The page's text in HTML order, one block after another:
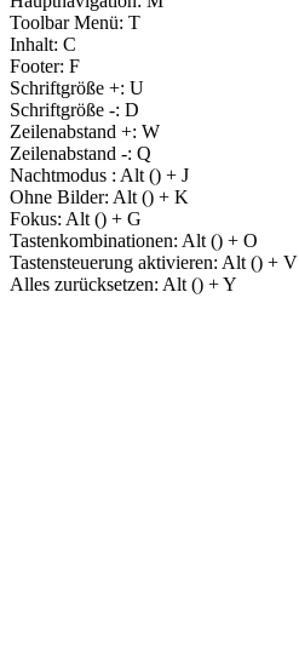
Toolbar Menü: T
Inhalt: C
Footer: F
Schriftgröße +: U
Schriftgröße -: D
Zeilenabstand +: W
Zeilenabstand -: Q
Nachtmodus : Alt () + J
Ohne Bilder: Alt () + K
Fokus: Alt () + G
Tastenkombinationen: Alt () + O
Tastensteuerung aktivieren: Alt () + V
Alles zurücksetzen: Alt () + Y